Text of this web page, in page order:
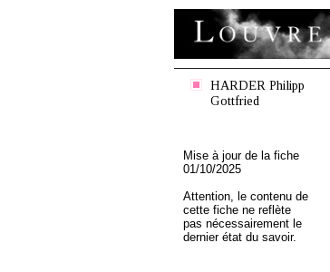
HARDER Philipp
Gottfried
Mise à jour de la fiche
01/10/2025
Attention, le contenu de
cette fiche ne reflète
pas nécessairement le
dernier état du savoir.